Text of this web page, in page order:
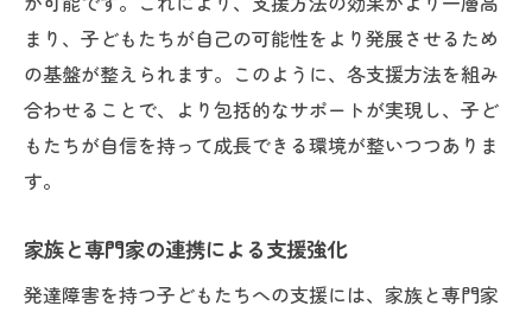
まり、子どもたちが自己の可能性をより発展させるため
の基盤が整えられます。このように、各支援方法を組み
合わせることで、より包括的なサポートが実現し、子ど
もたちが自信を持って成長できる環境が整いつつありま
す。
家族と専門家の連携による支援強化
発達障害を持つ子どもたちへの支援には、家族と専門家